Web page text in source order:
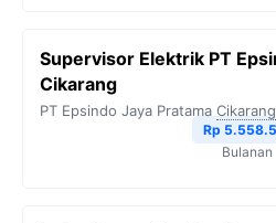
Supervisor Elektrik PT
Cikarang
PT Epsindo Jaya Pratama Cikarang
Rp
Bulanan